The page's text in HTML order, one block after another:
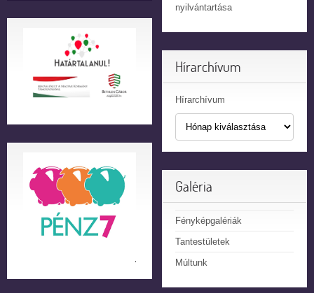
nyilvántartása
Hírarchívum
Hírarchívum
Galéria
Fényképgalériák
Tantestületek
Múltunk